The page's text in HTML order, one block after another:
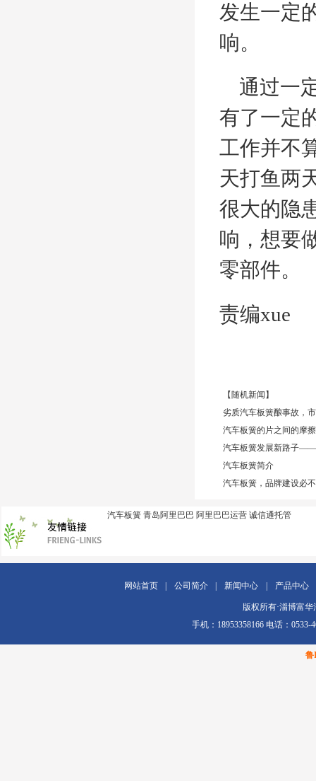
发生一定
响。
通过一
有了一定
工作并不
天打鱼两
很大的隐
响，想要
零部件。
责编xue
【随机新闻】
劣质汽车板簧酿事故，
汽车板簧的片之间的摩
汽车板簧发展新路子——
汽车板簧简介
汽车板簧，品牌建设必
汽车板簧 青岛阿里巴巴 阿里巴巴运营 诚信通托管
网站首页 公司简介 新闻中心 产品中心
版权所有·淄博富
手机：18953358166 电话：
鲁